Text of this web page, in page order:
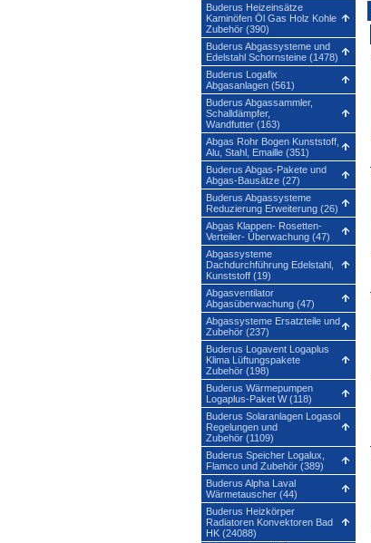
Buderus Heizeinsätze
Kaminöfen Öl Gas Holz Kohle
Zubehör (390)
Buderus Abgassysteme und
Edelstahl Schornsteine (1478)
Buderus Logafix
Abgasanlagen (561)
Buderus Abgassammler,
Schalldämpfer,
Wandfutter (163)
Abgas Rohr Bogen Kunststoff,
Alu, Stahl, Emaille (351)
Buderus Abgas-Pakete und
Abgas-Bausätze (27)
Buderus Abgassysteme
Reduzierung Erweiterung (26)
Abgas Klappen- Rosetten-
Verteiler- Überwachung (47)
Abgassysteme
Dachdurchführung Edelstahl,
Kunststoff (19)
Abgasventilator
Abgasüberwachung (47)
Abgassysteme Ersatzteile und
Zubehör (237)
Buderus Logavent Logaplus
Klima Lüftungspakete
Zubehör (198)
Buderus Wärmepumpen
Logaplus-Paket W (118)
Buderus Solaranlagen Logasol
Regelungen und
Zubehör (1109)
Buderus Speicher Logalux,
Flamco und Zubehör (389)
Buderus Alpha Laval
Wärmetauscher (44)
Buderus Heizkörper
Radiatoren Konvektoren Bad
HK (24088)